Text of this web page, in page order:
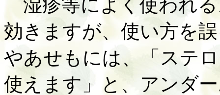
湿疹等によく使われ
効きますが、使い方を
やあせもには、「ステ
使えます」と、アンダ